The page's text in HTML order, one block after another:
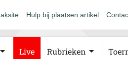
Hulp bij plaatsen artikel
Live Rubrieken